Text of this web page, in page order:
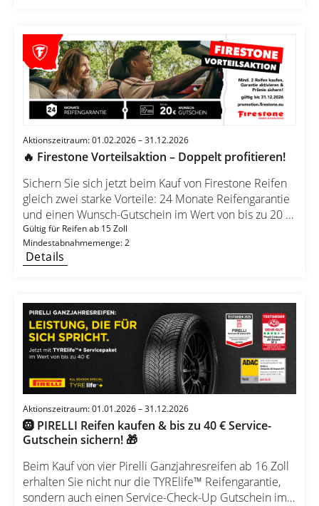
Exklusiv bei teilnehmenden Händlern
Aktionszeitraum: 01.02.2026 – 31.12.2026
🔥 Firestone Vorteilsaktion – Doppelt profitieren!
Sichern Sie sich jetzt beim Kauf von Firestone Reifen
gleich zwei starke Vorteile: 24 Monate Reifengarantie
und einen Wunsch-Gutschein im Wert von bis zu 20 €.
So einfach geht’s: 1️⃣ Kaufen & montieren lassen
Kaufen Sie mindestens 2 Firestone Reifen ab 15 Zoll
für Pkw, SUV oder Transporter und lassen Sie diese
promotion.firestone.eu/vorteilsaktion und laden Sie
Ihren Kaufbeleg hoch. 3️⃣ Vorteile sichern Sie erhalten
Ihre 24 Monate Reifengarantie per E-Mail sowie Ihren
Wunsch-Gutschein im Wert von bis zu 20 €.
Gültig für Reifen ab 15 Zoll
Mindestabnahmemenge: 2
Details
Aktionszeitraum: 01.01.2026 – 31.12.2026
🛞 PIRELLI Reifen kaufen & bis zu 40 € Service-
Gutschein sichern! 🎁
Beim Kauf von vier Pirelli Ganzjahresreifen ab 16 Zoll
erhalten Sie nicht nur die TYRElife™ Reifengarantie,
sondern auch einen Service-Check-Up Gutschein im